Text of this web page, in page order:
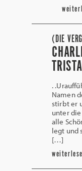
(DIE
.
Namen
stirbt er
unter
alle
legt und
[…]